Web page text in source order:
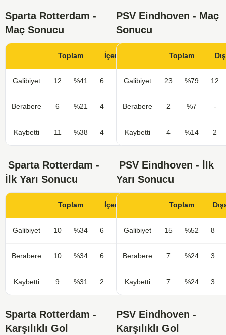
Sparta Rotterdam -
Maç Sonucu
Toplam İçerde
Galibiyet 12 %41 6 %43
Berabere 6 %21 4 %29
Kaybetti 11 %38 4 %29
PSV Eindhoven - Maç
Sonucu
Toplam
Galibiyet 23 %79 12
Berabere 2 %7 -
Kaybetti 4 %14 2
Sparta Rotterdam -
İlk Yarı Sonucu
Toplam İçerde
Galibiyet 10 %34 6 %43
Berabere 10 %34 6 %43
Kaybetti 9 %31 2 %14
PSV Eindhoven - İlk
Yarı Sonucu
Toplam
Galibiyet 15 %52 8
Berabere 7 %24 3
Kaybetti 7 %24 3
Sparta Rotterdam -
Karşılıklı Gol
PSV Eindhoven -
Karşılıklı Gol